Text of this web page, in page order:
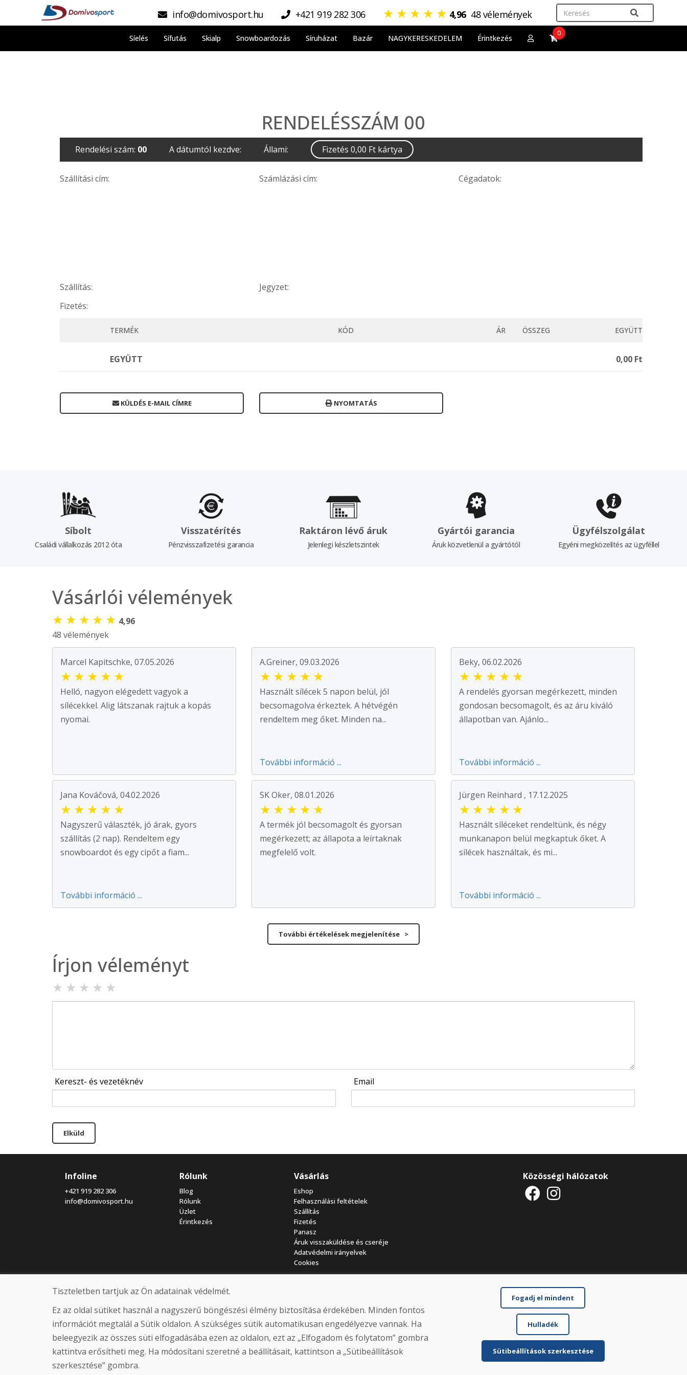
info@domivosport.hu +421 919 282 306 ★ ★ ★ ★ ★ 4,96 48 vélemények
Síelés Sífutás Skialp Snowboardozás Síruházat Bazár NAGYKERESKEDELEM Érintkezés
0
RENDELÉSSZÁM 00
Rendelési szám: 00 A dátumtól kezdve: Állami: Fizetés 0,00 Ft kártya
Szállítási cím: Számlázási cím: Cégadatok:
Szállítás:
Fizetés:
Jegyzet:
TERMÉK KÓD ÁR ÖSSZEG EGYÜTT
EGYÜTT 0,00 Ft
KÜLDÉS E-MAIL CÍMRE NYOMTATÁS
Síbolt
Családi vállalkozás 2012 óta
Visszatérítés
Pénzvisszafizetési garancia
Raktáron lévő áruk
Jelenlegi készletszintek
Gyártói garancia
Áruk közvetlenül a gyártótól
Ügyfélszolgálat
Egyéni megközelítés az ügyféllel
Vásárlói vélemények
★ ★ ★ ★ ★ 4,96
48 vélemények
Marcel Kapitschke, 07.05.2026
★ ★ ★ ★ ★
Helló, nagyon elégedett vagyok a
sílécekkel. Alig látszanak rajtuk a kopás
nyomai.
A.Greiner, 09.03.2026
★ ★ ★ ★ ★
Használt sílécek 5 napon belül, jól
becsomagolva érkeztek. A hétvégén
rendeltem meg őket. Minden na...
További információ ...
Beky, 06.02.2026
★ ★ ★ ★ ★
A rendelés gyorsan megérkezett, minden
gondosan becsomagolt, és az áru kiváló
állapotban van. Ajánlo...
További információ ...
Jana Kováčová, 04.02.2026
★ ★ ★ ★ ★
Nagyszerű választék, jó árak, gyors
szállítás (2 nap). Rendeltem egy
snowboardot és egy cipőt a fiam...
További információ ...
SK Oker, 08.01.2026
★ ★ ★ ★ ★
A termék jól becsomagolt és gyorsan
megérkezett; az állapota a leírtaknak
megfelelő volt.
Jürgen Reinhard , 17.12.2025
★ ★ ★ ★ ★
Használt síléceket rendeltünk, és négy
munkanapon belül megkaptuk őket. A
sílécek használtak, és mi...
További információ ...
További értékelések megjelenítése >
Írjon véleményt
★ ★ ★ ★ ★
Kereszt- és vezetéknév Email
Elküld
Infoline
+421 919 282 306
info@domivosport.hu
Rólunk
Blog
Rólunk
Üzlet
Érintkezés
Vásárlás
Eshop
Felhasználási feltételek
Szállítás
Fizetés
Panasz
Áruk visszaküldése és cseréje
Adatvédelmi irányelvek
Cookies
Közösségi hálózatok
© DOMIVOSPORT 2026, minden jog fenntartva
DUFEKSOFT weboldal létrehozása
Tiszteletben tartjuk az Ön adatainak védelmét.
Ez az oldal sütiket használ a nagyszerű böngészési élmény biztosítása érdekében. Minden fontos
információt megtalál a Sütik oldalon. A szükséges sütik automatikusan engedélyezve vannak. Ha
beleegyezik az összes süti elfogadásába ezen az oldalon, ezt az „Elfogadom és folytatom” gombra
kattintva erősítheti meg. Ha módosítani szeretné a beállításait, kattintson a „Sütibeállítások
szerkesztése” gombra.
Fogadj el mindent
Hulladék
Sütibeállítások szerkesztése